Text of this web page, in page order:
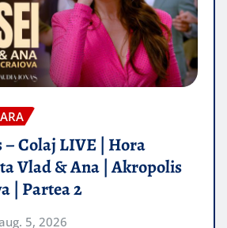
Colaj LIVE | Hora
Vlad & Ana | Akropolis
| Partea 2
5, 2026